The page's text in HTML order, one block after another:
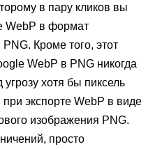
в пару кликов вы
WebP в формат
Кроме того, этот
WebP в PNG никогда
угрозу хотя бы пиксель
экспорте WebP в виде
изображения PNG.
просто